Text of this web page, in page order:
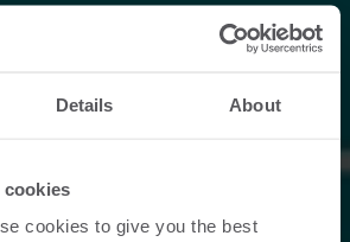
Details About
cookies
cookies to give you the best